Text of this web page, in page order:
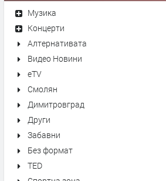
Музика
Концерти
Алтернативата
Видео Новини
eTV
Смолян
Димитровград
Други
Забавни
Без формат
TED